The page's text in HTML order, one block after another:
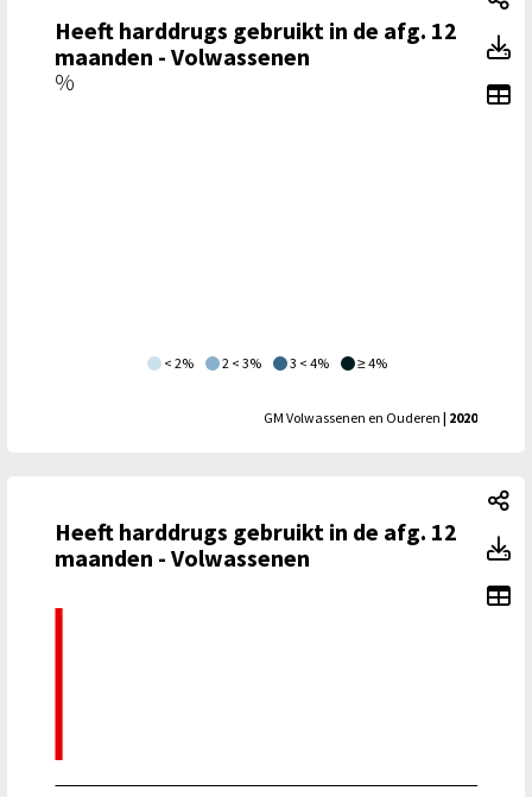
Heeft harddrugs gebruikt in de afg. 12
maanden - Volwassenen
%
< 2% 2 < 3% 3 < 4% ≥ 4%
GM Volwassenen en Ouderen | 2020
Heeft harddrugs gebruikt in de afg. 12
maanden - Volwassenen